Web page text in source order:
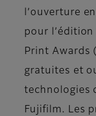
l’ouverture
pour
Print Awards
gratuites et
technologies
Fujifilm. Les